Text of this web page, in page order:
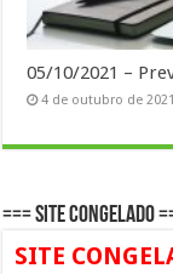
05/10/2021 –
4 de outubro de 2021
=== SITE CONGELADO
SITE